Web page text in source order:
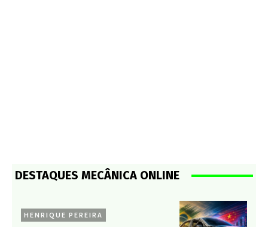
DESTAQUES MECÂNICA ONLINE
HENRIQUE PEREIRA